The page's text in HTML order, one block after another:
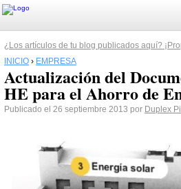
¿Los artículos de tu blog publicados aquí?
INICIO › EMPRESA
Actualización del
HE para el Ahorro de
Publicado el 26 septiembre 2013 por Duplex